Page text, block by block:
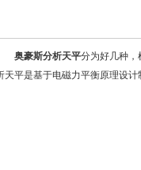
奥豪斯分析天平分为好几种，
天平是基于电磁力平衡原理设